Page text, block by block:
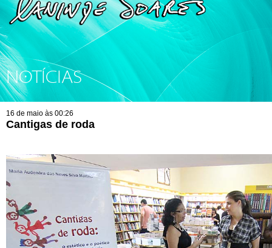
NOTÍCIAS
16 de maio às 00:26
Cantigas de roda